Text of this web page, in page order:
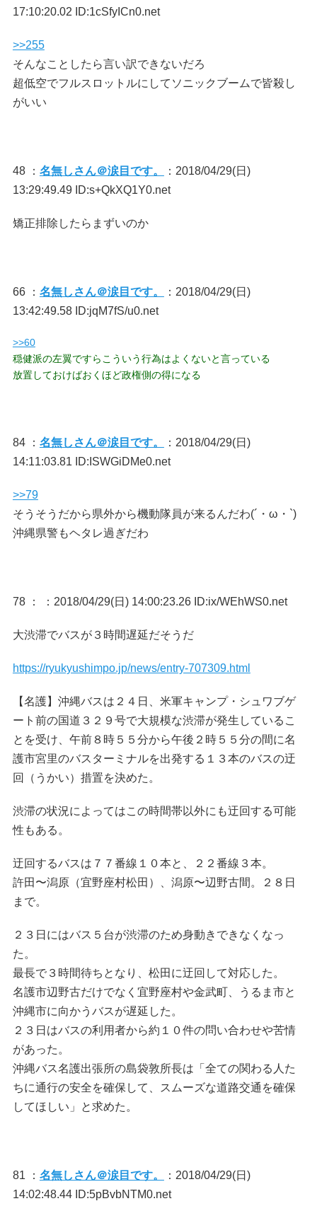
17:10:20.02 ID:1cSfyICn0.net
>>255
そんなことしたら言い訳できないだろ
超低空でフルスロットルにしてソニックブームで皆殺し
がいい
48 ： 名無しさん＠涙目です。
：2018/04/29(日)
13:29:49.49 ID:s+QkXQ1Y0.net
矯正排除したらまずいのか
66 ： 名無しさん＠涙目です。
：2018/04/29(日)
13:42:49.58 ID:jqM7fS/u0.net
>>60
穏健派の左翼ですらこういう行為はよくないと言っている
放置しておけばおくほど政権側の得になる
84 ： 名無しさん＠涙目です。
：2018/04/29(日)
14:11:03.81 ID:ISWGiDMe0.net
>>79
そうそうだから県外から機動隊員が来るんだわ(´・ω・`)
沖縄県警もヘタレ過ぎだわ
78 ： ：2018/04/29(日) 14:00:23.26 ID:ix/WEhWS0.net
大渋滞でバスが３時間遅延だそうだ
https://ryukyushimpo.jp/news/entry-707309.html
【名護】沖縄バスは２４日、米軍キャンプ・シュワブゲ
ート前の国道３２９号で大規模な渋滞が発生しているこ
とを受け、午前８時５５分から午後２時５５分の間に名
護市宮里のバスターミナルを出発する１３本のバスの迂
回（うかい）措置を決めた。
渋滞の状況によってはこの時間帯以外にも迂回する可能
性もある。
迂回するバスは７７番線１０本と、２２番線３本。
許田〜潟原（宜野座村松田）、潟原〜辺野古間。２８日
まで。
２３日にはバス５台が渋滞のため身動きできなくなっ
た。
最長で３時間待ちとなり、松田に迂回して対応した。
名護市辺野古だけでなく宜野座村や金武町、うるま市と
沖縄市に向かうバスが遅延した。
２３日はバスの利用者から約１０件の問い合わせや苦情
があった。
沖縄バス名護出張所の島袋敦所長は「全ての関わる人た
ちに通行の安全を確保して、スムーズな道路交通を確保
してほしい」と求めた。
81 ： 名無しさん＠涙目です。
：2018/04/29(日)
14:02:48.44 ID:5pBvbNTM0.net